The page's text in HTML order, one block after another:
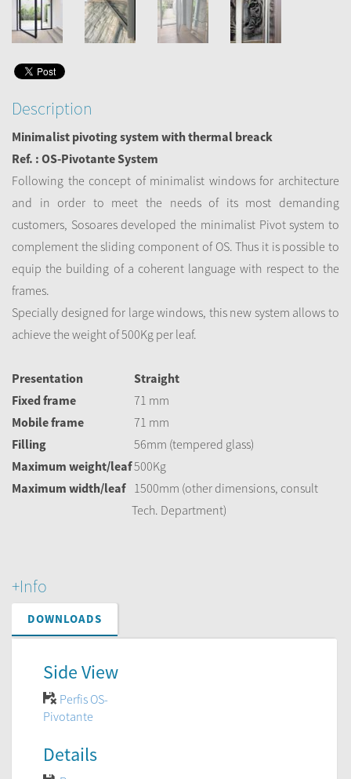
Description
Minimalist pivoting system with thermal breack
Ref. : OS-Pivotante System
Following the concept of minimalist windows for architecture
and in order to meet the needs of its most demanding
customers, Sosoares developed the minimalist Pivot system to
complement the sliding component of OS. Thus it is possible to
equip the building of a coherent language with respect to the
frames.
Specially designed for large windows, this new system allows to
achieve the weight of 500Kg per leaf.
Presentation
Straight
Fixed frame
71 mm
Mobile frame
71 mm
Filling
56mm (tempered glass)
Maximum weight/leaf500Kg
Maximum width/leaf 1500mm (other dimensions, consult
Tech. Department)
+Info
DOWNLOADS
Side View
Perfis OS-
Pivotante
Details